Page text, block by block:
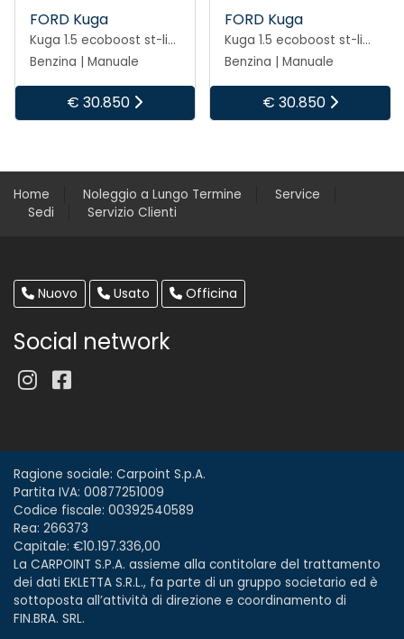
FORD Kuga
Kuga 1.5 ecoboost st-line 2wd 150cv
Benzina | Manuale
€ 30.850
FORD Kuga
Kuga 1.5 ecoboost st-line 2wd 150cv
Benzina | Manuale
€ 30.850
Home Noleggio a Lungo Termine
Service
Sedi
Servizio Clienti
Nuovo Usato Officina
Social network
Ragione sociale: Carpoint S.p.A.
Partita IVA: 00877251009
Codice fiscale: 00392540589
Rea: 266373
Capitale: €10.197.336,00
La CARPOINT S.P.A. assieme alla contitolare del trattamento
dei dati EKLETTA S.R.L., fa parte di un gruppo societario ed è
sottoposta all’attività di direzione e coordinamento di
FIN.BRA. SRL.